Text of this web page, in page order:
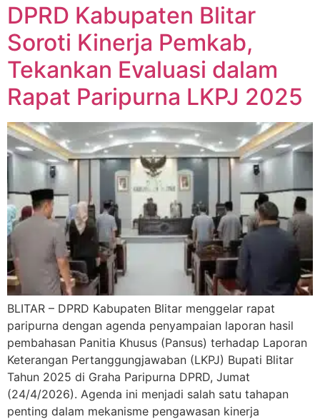
DPRD Kabupaten Blitar
Soroti Kinerja Pemkab,
Tekankan Evaluasi dalam
Rapat Paripurna LKPJ 2025
BLITAR – DPRD Kabupaten Blitar menggelar rapat
paripurna dengan agenda penyampaian laporan hasil
pembahasan Panitia Khusus (Pansus) terhadap Laporan
Keterangan Pertanggungjawaban (LKPJ) Bupati Blitar
Tahun 2025 di Graha Paripurna DPRD, Jumat
(24/4/2026). Agenda ini menjadi salah satu tahapan
penting dalam mekanisme pengawasan kinerja